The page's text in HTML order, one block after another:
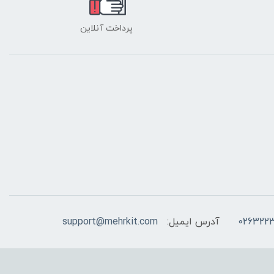
پرداخت آنلاین
آدرس ایمیل: support@mehrkit.com